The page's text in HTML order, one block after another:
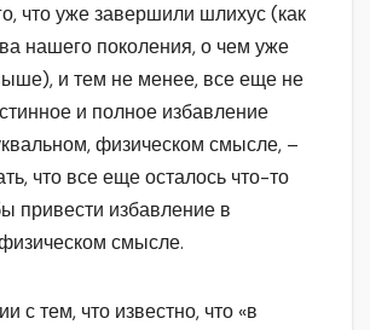
что уже завершили шлихус (как
нашего поколения, о чем уже
и тем не менее, все еще не
и полное избавление
физическом смысле, –
что все еще осталось что-то
привести избавление в
смысле.
с тем, что известно, что «в